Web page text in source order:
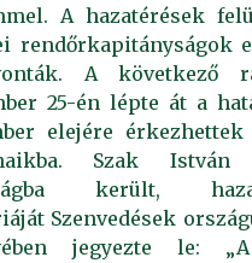
A hazatérések
rendőrkapitányságok
A következő
25-én lépte át a
elejére
Szak
került,
Szenvedések
jegyezte le: